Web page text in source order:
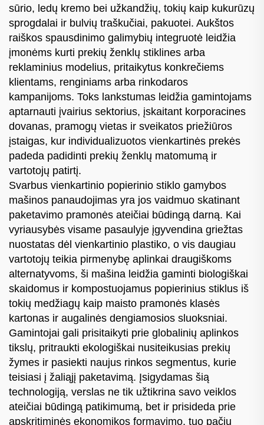
sūrio, ledų kremo bei užkandžių, tokių kaip kukurūzų
sprogdalai ir bulvių traškučiai, pakuotei. Aukštos
raiškos spausdinimo galimybių integruotė leidžia
įmonėms kurti prekių ženklų stiklines arba
reklaminius modelius, pritaikytus konkrečiems
klientams, renginiams arba rinkodaros
kampanijoms. Toks lankstumas leidžia gamintojams
aptarnauti įvairius sektorius, įskaitant korporacines
dovanas, pramogų vietas ir sveikatos priežiūros
įstaigas, kur individualizuotos vienkartinės prekės
padeda padidinti prekių ženklų matomumą ir
vartotojų patirtį.
Svarbus vienkartinio popierinio stiklo gamybos
mašinos panaudojimas yra jos vaidmuo skatinant
paketavimo pramonės ateičiai būdingą darną. Kai
vyriausybės visame pasaulyje įgyvendina griežtas
nuostatas dėl vienkartinio plastiko, o vis daugiau
vartotojų teikia pirmenybę aplinkai draugiškoms
alternatyvoms, ši mašina leidžia gaminti biologiškai
skaidomus ir kompostuojamus popierinius stiklus iš
tokių medžiagų kaip maisto pramonės klasės
kartonas ir augalinės dengiamosios sluoksniai.
Gamintojai gali prisitaikyti prie globalinių aplinkos
tikslų, pritraukti ekologiškai nusiteikusias prekių
žymes ir pasiekti naujus rinkos segmentus, kurie
teisiasi į žaliąjį paketavimą. Įsigydamas šią
technologiją, verslas ne tik užtikrina savo veiklos
ateičiai būdingą patikimumą, bet ir prisideda prie
apskritiminės ekonomikos formavimo, tuo pačiu